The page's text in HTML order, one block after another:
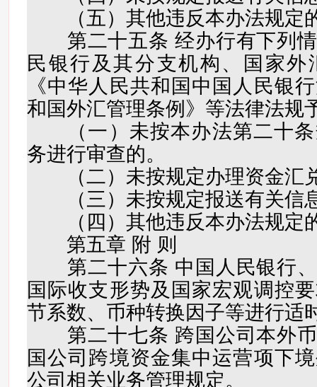
（五）其他违反本办法规定
第二十五条 经办行有下列情
民银行及其分支机构、国家外
《中华人民共和国中国人民银
和国外汇管理条例》等法律法规
（一）未按本办法第二十条
务进行审查的。
（二）未按规定办理资金汇
（三）未按规定报送有关信
（四）其他违反本办法规定
第五章 附 则
第二十六条 中国人民银行、
国际收支形势及国家宏观调控
节系数、币种转换因子等进行适
第二十七条 跨国公司本外币
国公司跨境资金集中运营项下
公司相关业务管理规定。